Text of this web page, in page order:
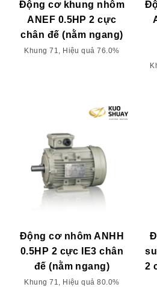
Động cơ khung nhôm
ANEF 0.5HP 2 cực
chân đế (nằm ngang)
Khung 71, Hiệu quả 76.0%
Động cơ nhôm ANHH
0.5HP 2 cực IE3 chân
đế (nằm ngang)
Khung 71, Hiệu quả 80.0%
2